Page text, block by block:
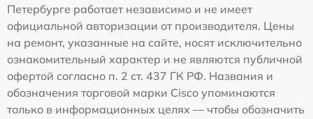
Петербурге работает независимо и не имеет
официальной авторизации от производителя. Цены
на ремонт, указанные на сайте, носят исключительно
ознакомительный характер и не являются публичной
офертой согласно п. 2 ст. 437 ГК РФ. Названия и
обозначения торговой марки Cisco упоминаются
только в информационных целях — чтобы обозначить